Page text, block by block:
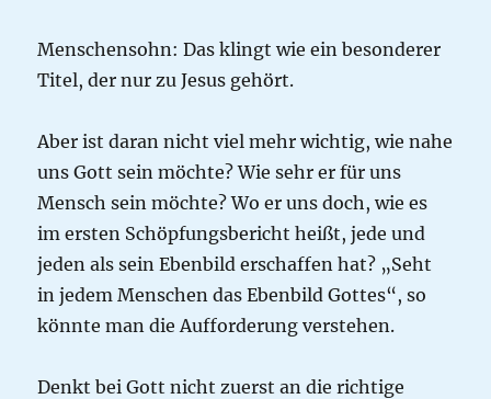
Menschensohn: Das klingt wie ein besonderer
Titel, der nur zu Jesus gehört.
Aber ist daran nicht viel mehr wichtig, wie nahe
uns Gott sein möchte? Wie sehr er für uns
Mensch sein möchte? Wo er uns doch, wie es
im ersten Schöpfungsbericht heißt, jede und
jeden als sein Ebenbild erschaffen hat? „Seht
in jedem Menschen das Ebenbild Gottes“, so
könnte man die Aufforderung verstehen.
Denkt bei Gott nicht zuerst an die richtige